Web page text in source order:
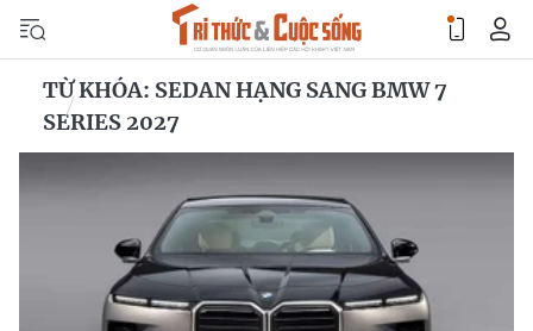
TỪ KHÓA: SEDAN HẠNG SANG BMW 7
SERIES 2027